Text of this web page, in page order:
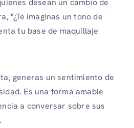
desean un cambio de
"¿Te imaginas un tono de
tu base de maquillaje
generas un sentimiento de
Es una forma amable
a conversar sobre sus